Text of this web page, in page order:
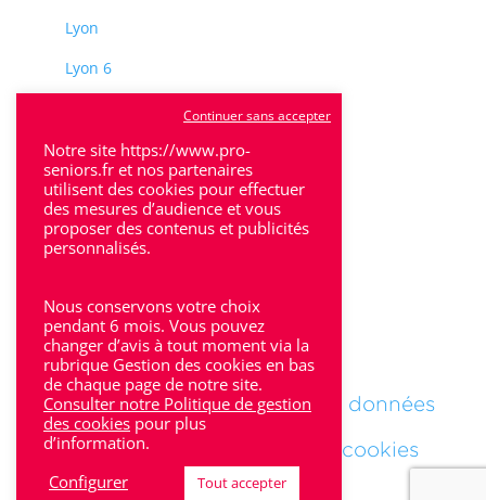
Lyon
Lyon 6
Calluire
Décines
Saint-Etienne
Mentions Légales
Politique de protections des données
Politique des gestions des cookies
Notre site https://www.pro-
seniors.fr et nos partenaires
utilisent des cookies pour effectuer
des mesures d’audience et vous
proposer des contenus et publicités
personnalisés.
Nous conservons votre choix
pendant 6 mois. Vous pouvez
changer d’avis à tout moment via la
rubrique Gestion des cookies en bas
de chaque page de notre site.
Consulter notre Politique de gestion
des cookies pour plus
d’information.
Configurer
Continuer sans accepter
Tout accepter